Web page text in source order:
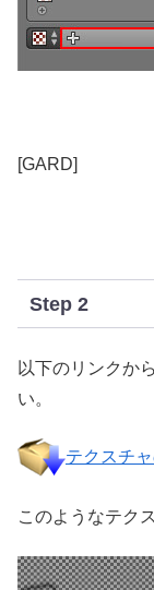
[GARD]
Step 2
以下のリンクか
い。
テクスチ
このようなテク